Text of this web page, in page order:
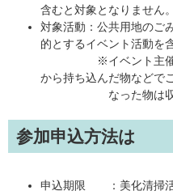
含むと対象となりません。
対象活動：公共用地のご
的とするイベント活動を
※イベント主催者が
から持ち込んだ物などで
なった物は収集
参加申込方法は
申込期限 ：美化清掃活